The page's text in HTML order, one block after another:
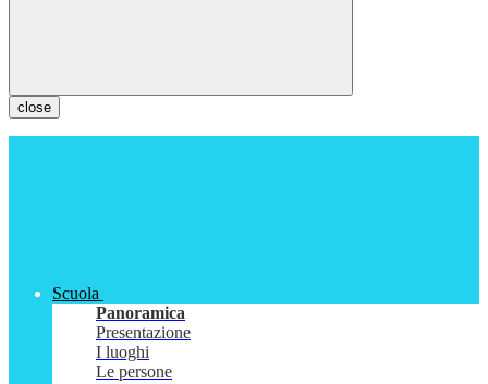
close
Scuola
Panoramica
Presentazione
I luoghi
Le persone